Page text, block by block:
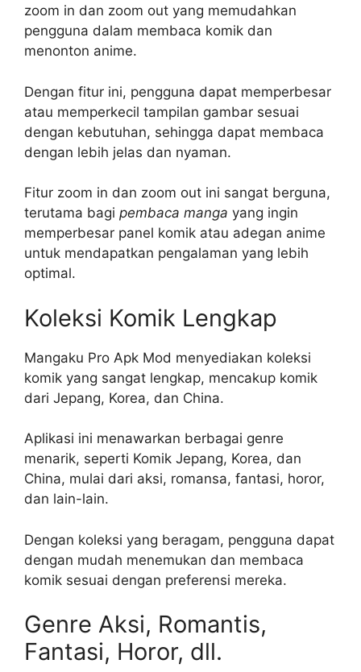
zoom in dan zoom out yang memudahkan
pengguna dalam membaca komik dan
menonton anime.
Dengan fitur ini, pengguna dapat memperbesar
atau memperkecil tampilan gambar sesuai
dengan kebutuhan, sehingga dapat membaca
dengan lebih jelas dan nyaman.
Fitur zoom in dan zoom out ini sangat berguna,
terutama bagi pembaca manga yang ingin
memperbesar panel komik atau adegan anime
untuk mendapatkan pengalaman yang lebih
optimal.
Koleksi Komik Lengkap
Mangaku Pro Apk Mod menyediakan koleksi
komik yang sangat lengkap, mencakup komik
dari Jepang, Korea, dan China.
Aplikasi ini menawarkan berbagai genre
menarik, seperti Komik Jepang, Korea, dan
China, mulai dari aksi, romansa, fantasi, horor,
dan lain-lain.
Dengan koleksi yang beragam, pengguna dapat
dengan mudah menemukan dan membaca
komik sesuai dengan preferensi mereka.
Genre Aksi, Romantis,
Fantasi, Horor, dll.